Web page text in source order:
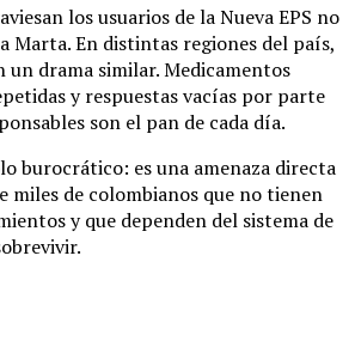
los usuarios de la Nueva EPS no
Marta. En distintas regiones del país,
drama similar. Medicamentos
y respuestas vacías por parte
son el pan de cada día.
burocrático: es una amenaza directa
miles de colombianos que no tienen
y que dependen del sistema de